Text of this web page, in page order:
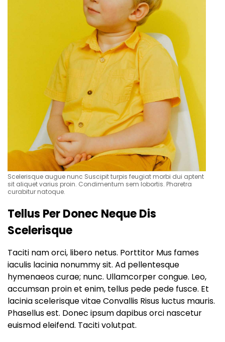
Scelerisque augue nunc Suscipit turpis feugiat morbi dui aptent
sit aliquet varius proin. Condimentum sem lobortis. Pharetra
curabitur natoque.
Tellus Per Donec Neque Dis
Scelerisque
Taciti nam orci, libero netus. Porttitor Mus fames
iaculis lacinia nonummy sit. Ad pellentesque
hymenaeos curae; nunc. Ullamcorper congue. Leo,
accumsan proin et enim, tellus pede pede fusce. Et
lacinia scelerisque vitae Convallis Risus luctus mauris.
Phasellus est. Donec ipsum dapibus orci nascetur
euismod eleifend. Taciti volutpat.